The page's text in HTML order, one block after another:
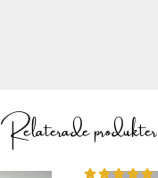
Relaterade produkter